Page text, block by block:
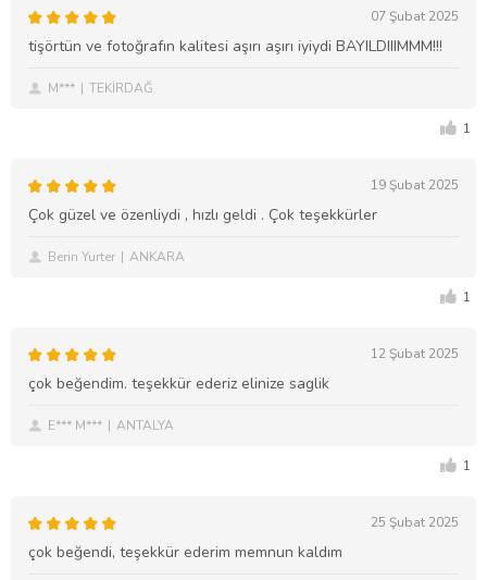
07 Şubat 2025
tişörtün ve fotoğrafın kalitesi aşırı aşırı iyiydi BAYILDIIIMMM!!!
M*** TEKİRDAĞ
1
19 Şubat 2025
Çok güzel ve özenliydi , hızlı geldi . Çok teşekkürler
Berin Yurter ANKARA
1
12 Şubat 2025
çok beğendim. teşekkür ederiz elinize saglik
E*** M*** ANTALYA
1
25 Şubat 2025
çok beğendi, teşekkür ederim memnun kaldım